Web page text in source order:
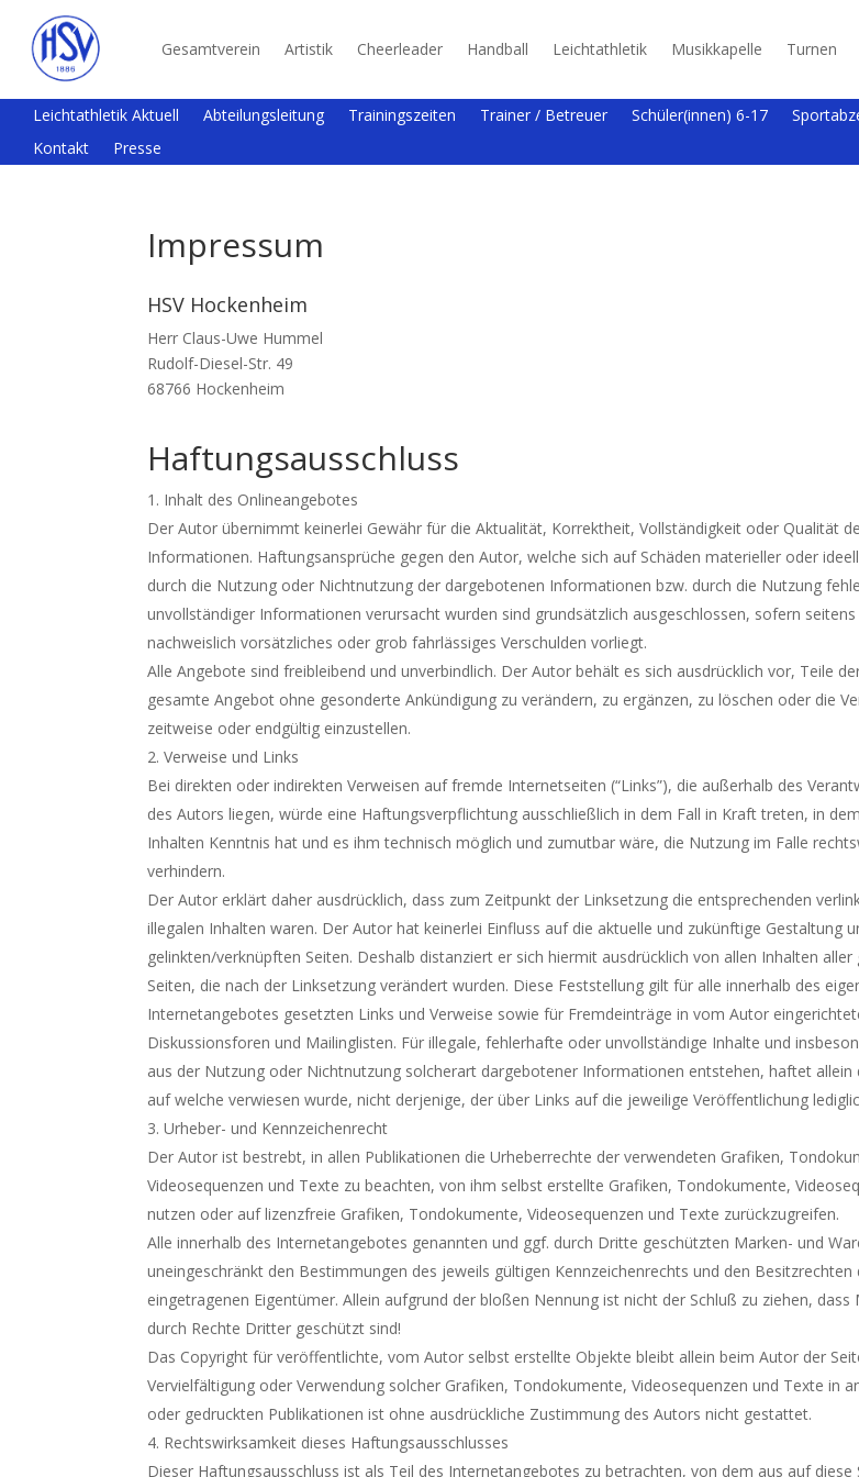
Gesamtverein Artistik Cheerleader Handball Leichtathletik Musikkapelle Turnen
Leichtathletik Aktuell Abteilungsleitung Trainingszeiten Trainer / Betreuer Schüler(innen) 6-17
Kontakt
Presse
Impressum
HSV Hockenheim
Herr Claus-Uwe Hummel
Rudolf-Diesel-Str. 49
68766 Hockenheim
Haftungsausschluss
Inhalt des Onlineangebotes
Der Autor übernimmt keinerlei Gewähr für die Aktualität, Korrektheit, Vollständigkeit oder Qualität
Informationen. Haftungsansprüche gegen den Autor, welche sich auf Schäden materieller oder
durch die Nutzung oder Nichtnutzung der dargebotenen Informationen bzw. durch die Nutzung
unvollständiger Informationen verursacht wurden sind grundsätzlich ausgeschlossen, sofern
nachweislich vorsätzliches oder grob fahrlässiges Verschulden vorliegt.
Alle Angebote sind freibleibend und unverbindlich. Der Autor behält es sich ausdrücklich vor, Teile
gesamte Angebot ohne gesonderte Ankündigung zu verändern, zu ergänzen, zu löschen oder die
zeitweise oder endgültig einzustellen.
Verweise und Links
Bei direkten oder indirekten Verweisen auf fremde Internetseiten (“Links”), die außerhalb des
des Autors liegen, würde eine Haftungsverpflichtung ausschließlich in dem Fall in Kraft treten, in
Inhalten Kenntnis hat und es ihm technisch möglich und zumutbar wäre, die Nutzung im Falle
verhindern.
Der Autor erklärt daher ausdrücklich, dass zum Zeitpunkt der Linksetzung die entsprechenden
illegalen Inhalten waren. Der Autor hat keinerlei Einfluss auf die aktuelle und zukünftige Gestaltung
gelinkten/verknüpften Seiten. Deshalb distanziert er sich hiermit ausdrücklich von allen Inhalten
Seiten, die nach der Linksetzung verändert wurden. Diese Feststellung gilt für alle innerhalb des
Internetangebotes gesetzten Links und Verweise sowie für Fremdeinträge in vom Autor
Diskussionsforen und Mailinglisten. Für illegale, fehlerhafte oder unvollständige Inhalte und
aus der Nutzung oder Nichtnutzung solcherart dargebotener Informationen entstehen, haftet allein
auf welche verwiesen wurde, nicht derjenige, der über Links auf die jeweilige Veröffentlichung
Urheber- und Kennzeichenrecht
Der Autor ist bestrebt, in allen Publikationen die Urheberrechte der verwendeten Grafiken,
Videosequenzen und Texte zu beachten, von ihm selbst erstellte Grafiken, Tondokumente,
nutzen oder auf lizenzfreie Grafiken, Tondokumente, Videosequenzen und Texte zurückzugreifen.
Alle innerhalb des Internetangebotes genannten und ggf. durch Dritte geschützten Marken- und
uneingeschränkt den Bestimmungen des jeweils gültigen Kennzeichenrechts und den Besitzrechten
eingetragenen Eigentümer. Allein aufgrund der bloßen Nennung ist nicht der Schluß zu ziehen, dass
durch Rechte Dritter geschützt sind!
Das Copyright für veröffentlichte, vom Autor selbst erstellte Objekte bleibt allein beim Autor der
Vervielfältigung oder Verwendung solcher Grafiken, Tondokumente, Videosequenzen und Texte in
oder gedruckten Publikationen ist ohne ausdrückliche Zustimmung des Autors nicht gestattet.
Rechtswirksamkeit dieses Haftungsausschlusses
Dieser Haftungsausschluss ist als Teil des Internetangebotes zu betrachten, von dem aus auf diese